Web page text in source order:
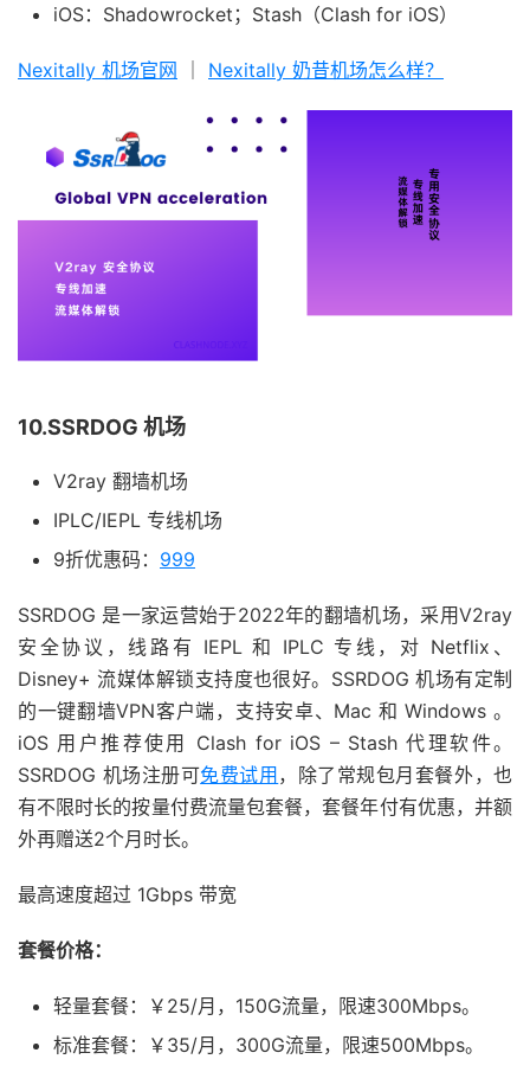
iOS：Shadowrocket；Stash（Clash for iOS）
Nexitally 机场官网 Nexitally 奶昔机场怎么样？
10.SSRDOG 机场
V2ray 翻墙机场
IPLC/IEPL 专线机场
9折优惠码： 999
SSRDOG 是一家运营始于2022年的翻墙机场，采用V2ray
安全协议，线路有 IEPL 和 IPLC 专线，对 Netflix、
Disney+ 流媒体解锁支持度也很好。SSRDOG 机场有定制
的一键翻墙VPN客户端，支持安卓、Mac 和 Windows 。
iOS 用户推荐使用 Clash for iOS – Stash 代理软件。
SSRDOG 机场注册可免费试用，除了常规包月套餐外，也
有不限时长的按量付费流量包套餐，套餐年付有优惠，并额
外再赠送2个月时长。
最高速度超过 1Gbps 带宽
套餐价格：
轻量套餐：￥25/月，150G流量，限速300Mbps。
标准套餐：￥35/月，300G流量，限速500Mbps。